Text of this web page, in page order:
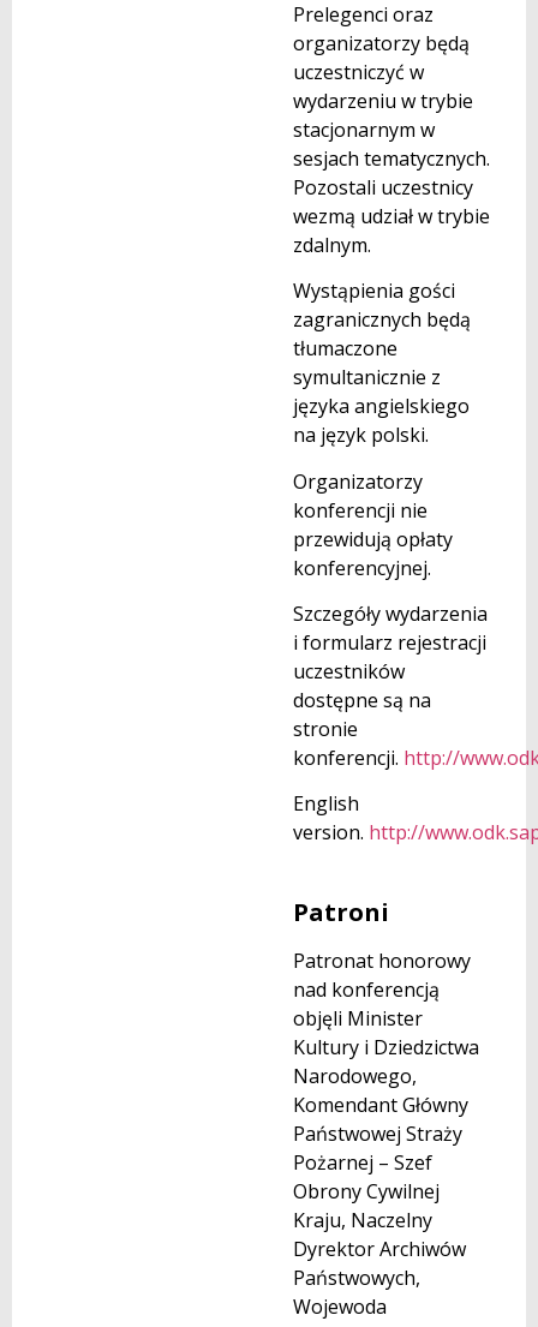
Prelegenci oraz
organizatorzy będą
uczestniczyć w
wydarzeniu w trybie
stacjonarnym w
sesjach tematycznych.
Pozostali uczestnicy
wezmą udział w trybie
zdalnym.
Wystąpienia gości
zagranicznych będą
tłumaczone
symultanicznie z
języka angielskiego
na język polski.
Organizatorzy
konferencji nie
przewidują opłaty
konferencyjnej.
Szczegóły wydarzenia
i formularz rejestracji
uczestników
dostępne są na
stronie
konferencji. http://
English
version. http://
Patroni
Patronat honorowy
nad konferencją
objęli Minister
Kultury i Dziedzictwa
Narodowego,
Komendant Główny
Państwowej Straży
Pożarnej – Szef
Obrony Cywilnej
Kraju, Naczelny
Dyrektor Archiwów
Państwowych,
Wojewoda